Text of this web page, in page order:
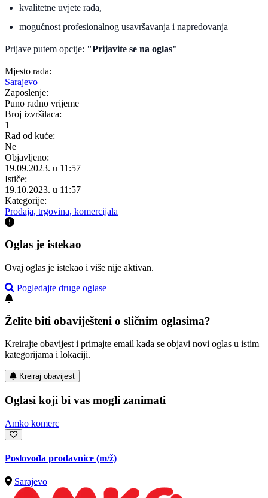
kvalitetne uvjete rada,
mogućnost profesionalnog usavršavanja i napredovanja
Prijave putem opcije: "Prijavite se na oglas"
Mjesto rada:
Sarajevo
Zaposlenje:
Puno radno vrijeme
Broj izvršilaca:
1
Rad od kuće:
Ne
Objavljeno:
19.09.2023. u 11:57
Ističe:
19.10.2023. u 11:57
Kategorije:
Prodaja, trgovina, komercijala
Oglas je istekao
Ovaj oglas je istekao i više nije aktivan.
Pogledajte druge oglase
Želite biti obaviješteni o sličnim oglasima?
Kreirajte obavijest i primajte email kada se objavi novi oglas u istim
kategorijama i lokaciji.
Kreiraj obavijest
Oglasi koji bi vas mogli zanimati
Amko komerc
Poslovođa prodavnice (m/ž)
Sarajevo